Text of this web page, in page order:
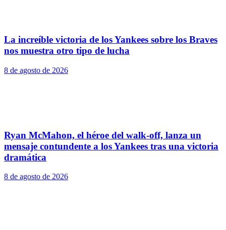
La increíble victoria de los Yankees sobre los Braves
nos muestra otro tipo de lucha
8 de agosto de 2026
Ryan McMahon, el héroe del walk-off, lanza un
mensaje contundente a los Yankees tras una victoria
dramática
8 de agosto de 2026